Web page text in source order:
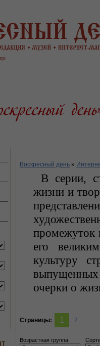
Воскресный день »
В серии,
жизни и
промежуток
его
культуру
очерки о
Страницы: 1 2
Возрастная группа: